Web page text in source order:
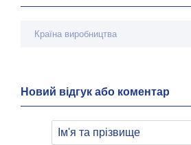
Країна виробництва
Новий відгук або коментар